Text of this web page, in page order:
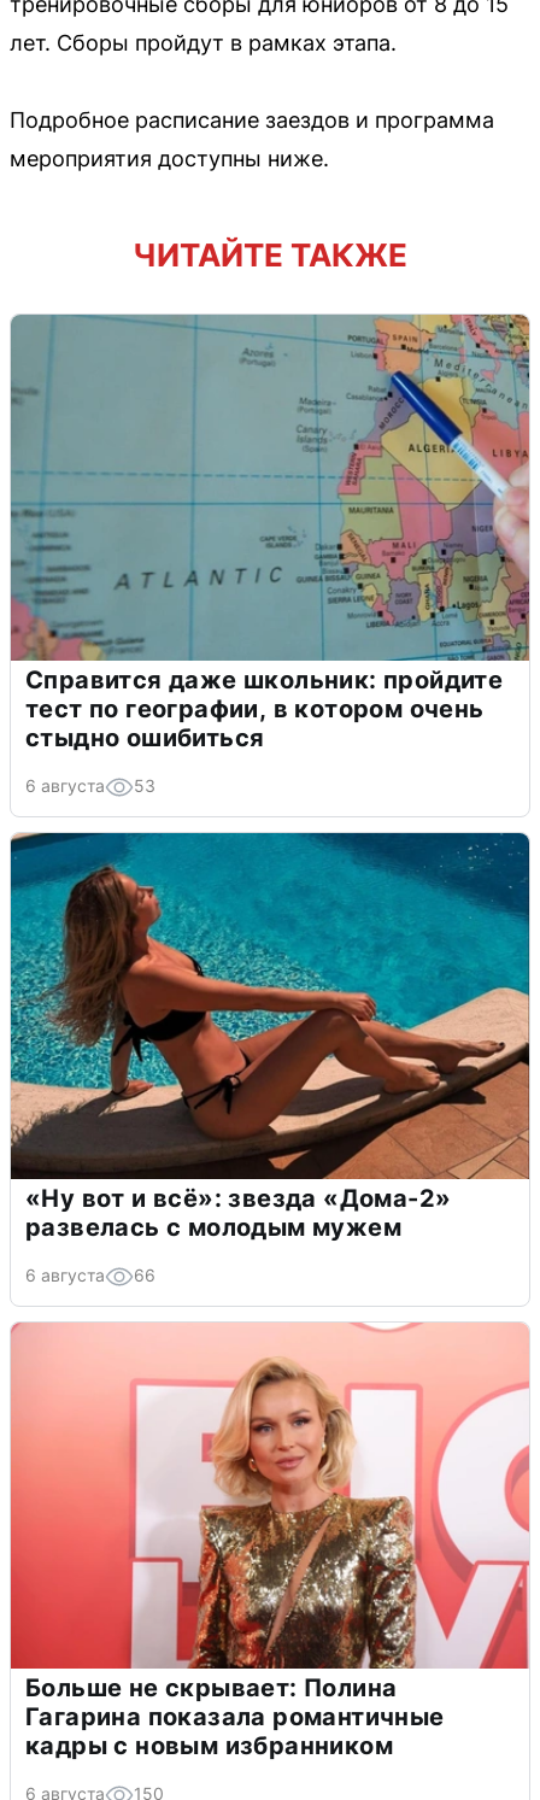
лет. Сборы пройдут в рамках этапа.
Подробное расписание заездов и программа
мероприятия доступны ниже.
ЧИТАЙТЕ ТАКЖЕ
Справится даже школьник: пройдите
тест по географии, в котором очень
стыдно ошибиться
6 августа 53
«Ну вот и всё»: звезда «Дома-2»
развелась с молодым мужем
6 августа 66
Больше не скрывает: Полина
Гагарина показала романтичные
кадры с новым избранником
6 августа 150